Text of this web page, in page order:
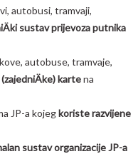
autobusi, tramvaji,
sustav prijevoza putnika
autobuse, tramvaje,
kartena
JP-a kojegkoriste razvijene
sustav organizacije JP-a